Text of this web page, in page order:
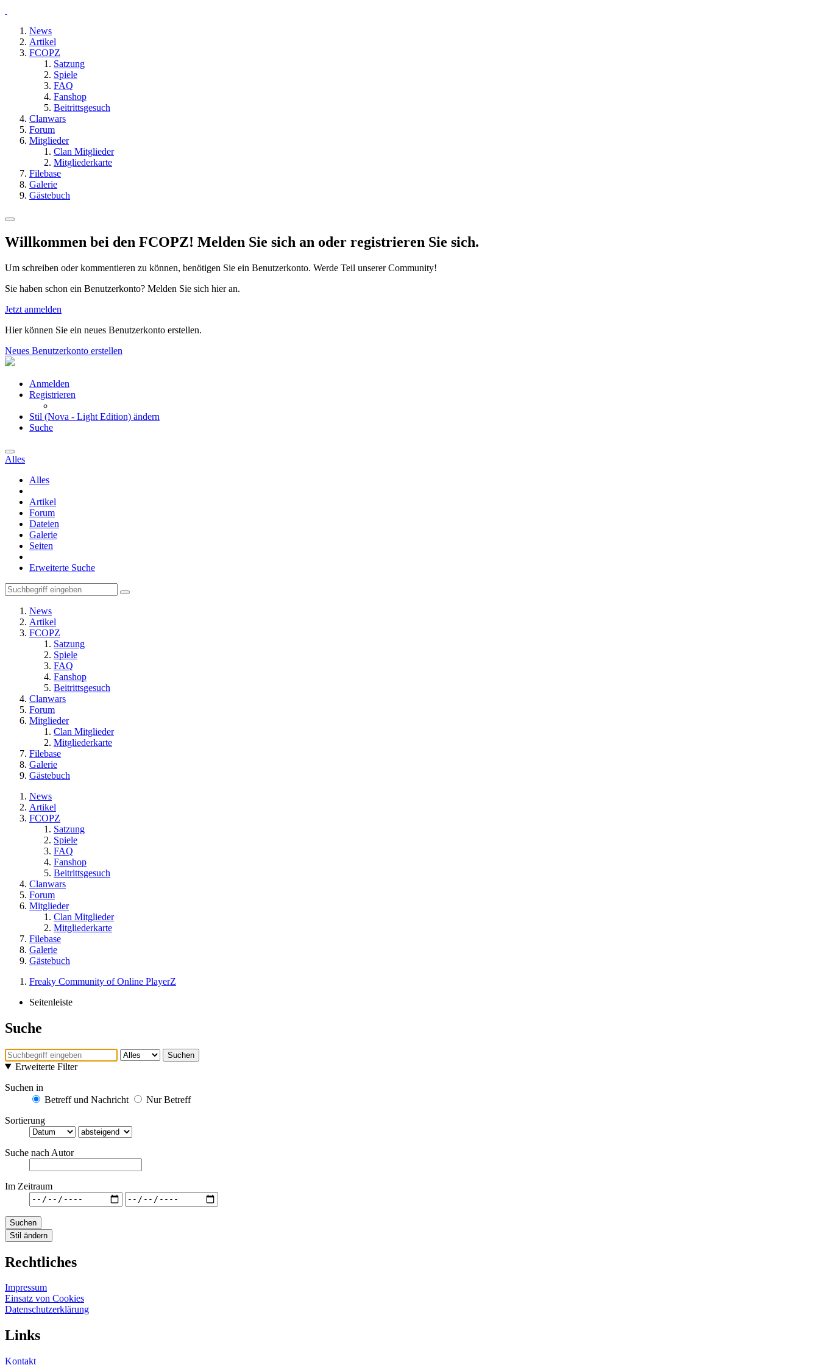
News
Artikel
FCOPZ
Satzung
Spiele
FAQ
Fanshop
Beitrittsgesuch
Clanwars
Forum
Mitglieder
Clan Mitglieder
Mitgliederkarte
Filebase
Galerie
Gästebuch
Willkommen bei den FCOPZ! Melden Sie sich an oder registrieren Sie sich.
Um schreiben oder kommentieren zu können, benötigen Sie ein Benutzerkonto. Werde Teil unserer Community!
Sie haben schon ein Benutzerkonto? Melden Sie sich hier an.
Jetzt anmelden
Hier können Sie ein neues Benutzerkonto erstellen.
Neues Benutzerkonto erstellen
Anmelden
Registrieren
Stil (Nova - Light Edition) ändern
Suche
Alles
Alles
Artikel
Forum
Dateien
Galerie
Seiten
Erweiterte Suche
News
Artikel
FCOPZ
Satzung
Spiele
FAQ
Fanshop
Beitrittsgesuch
Clanwars
Forum
Mitglieder
Clan Mitglieder
Mitgliederkarte
Filebase
Galerie
Gästebuch
News
Artikel
FCOPZ
Satzung
Spiele
FAQ
Fanshop
Beitrittsgesuch
Clanwars
Forum
Mitglieder
Clan Mitglieder
Mitgliederkarte
Filebase
Galerie
Gästebuch
Freaky Community of Online PlayerZ
Seitenleiste
Suche
Suchen
Erweiterte Filter
Suchen in
Betreff und Nachricht
Nur Betreff
Sortierung
Suche nach Autor
Im Zeitraum
Suchen
Stil ändern
Rechtliches
Impressum
Einsatz von Cookies
Datenschutzerklärung
Links
Kontakt